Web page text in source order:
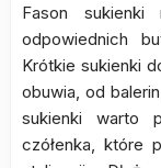
Fason
odpowiednich
Krótkie sukienki
obuwia, od
sukienki warto
czółenka, które